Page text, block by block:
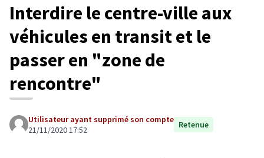
Interdire le centre-ville aux
véhicules en transit et le
passer en "zone de
rencontre"
Utilisateur ayant supprimé son compte
21/11/2020 17:52
Retenue